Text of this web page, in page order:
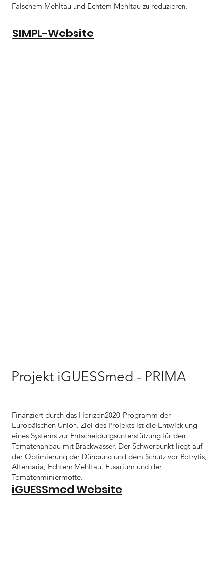
Falschem Mehltau und Echtem Mehltau zu reduzieren.
SIMPL-Website
Projekt iGUESSmed - PRIMA
Finanziert durch das Horizon2020-Programm der
Europäischen Union. Ziel des Projekts ist die Entwicklung
eines Systems zur Entscheidungsunterstützung für den
Tomatenanbau mit Brackwasser. Der Schwerpunkt liegt auf
der Optimierung der Düngung und dem Schutz vor Botrytis,
Alternaria, Echtem Mehltau, Fusarium und der
Tomatenminiermotte.
iGUESSmed Website